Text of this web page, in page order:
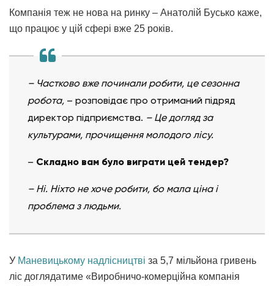
Компанія теж не нова на ринку – Анатолій Бусько каже,
що працює у цій сфері вже 25 років.
– Частково вже починали робити, це сезонна
робота, – розповідає про отриманий підряд
директор підприємства. – Це догляд за
культурами, прочищення молодого лісу.
– Складно вам було виграти цей тендер?
– Ні. Ніхто не хоче робити, бо мала ціна і
проблема з людьми.
У Маневицькому надлісництві за 5,7 мільйона гривень
ліс доглядатиме «Виробничо-комерційна компанія